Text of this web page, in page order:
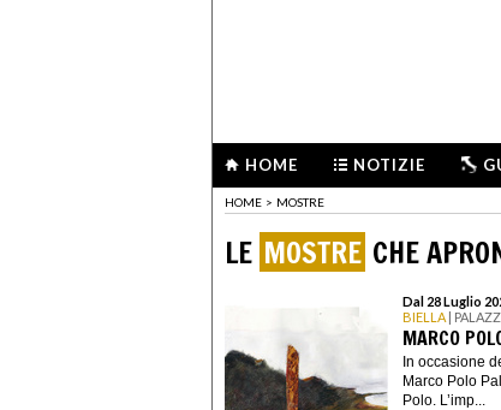
HOME NOTIZIE
HOME > MOSTRE
LE MOSTRE CHE
Dal 28 Luglio
BIELLA |
MARCO
In occasione
Marco Polo
Polo. L’imp...